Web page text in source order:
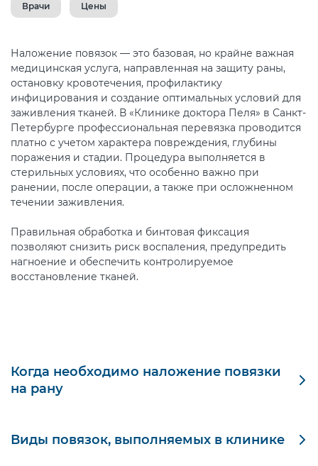
Врачи Цены
Наложение повязок — это базовая, но крайне важная
медицинская услуга, направленная на защиту раны,
остановку кровотечения, профилактику
инфицирования и создание оптимальных условий для
заживления тканей. В «Клинике доктора Пеля» в Санкт-
Петербурге профессиональная перевязка проводится
платно с учетом характера повреждения, глубины
поражения и стадии. Процедура выполняется в
стерильных условиях, что особенно важно при
ранении, после операции, а также при осложненном
течении заживления.
Правильная обработка и бинтовая фиксация
позволяют снизить риск воспаления, предупредить
нагноение и обеспечить контролируемое
восстановление тканей.
Когда необходимо наложение повязки
на рану
восстановления. Неправильные или простейшие
Виды повязок, выполняемых в клинике